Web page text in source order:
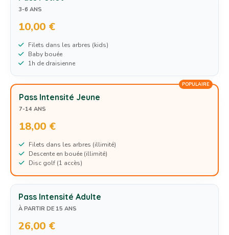
3-6 ANS
10,00 €
Filets dans les arbres (kids)
Baby bouée
1h de draisienne
POPULAIRE
Pass Intensité Jeune
7-14 ANS
18,00 €
Filets dans les arbres (illimité)
Descente en bouée (illimité)
Disc golf (1 accès)
Pass Intensité Adulte
À PARTIR DE 15 ANS
26,00 €